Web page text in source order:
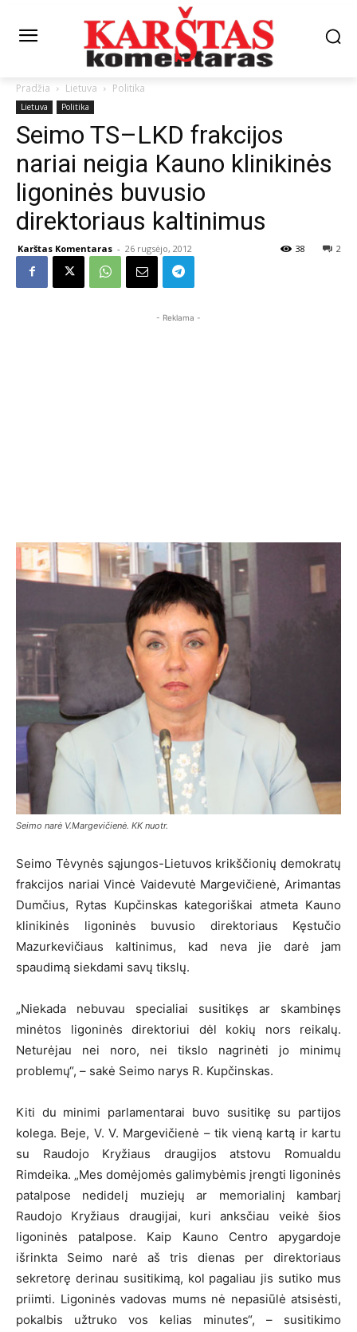
Pradžia Lietuva Politika
Lietuva Politika
Seimo TS–LKD frakcijos
nariai neigia Kauno klinikinės
ligoninės buvusio
direktoriaus kaltinimus
Karštas Komentaras - 26 rugsėjo, 2012 2
38
- Reklama -
Seimo narė V.Margevičienė. KK nuotr.
Seimo Tėvynės sąjungos-Lietuvos krikščionių demokratų
frakcijos nariai Vincė Vaidevutė Margevičienė, Arimantas
Dumčius, Rytas Kupčinskas kategoriškai atmeta Kauno
klinikinės ligoninės buvusio direktoriaus Kęstučio
Mazurkevičiaus kaltinimus, kad neva jie darė jam
spaudimą siekdami savų tikslų.
„Niekada nebuvau specialiai susitikęs ar skambinęs
minėtos ligoninės direktoriui dėl kokių nors reikalų.
Neturėjau nei noro, nei tikslo nagrinėti jo minimų
problemų“, – sakė Seimo narys R. Kupčinskas.
Kiti du minimi parlamentarai buvo susitikę su partijos
kolega. Beje, V. V. Margevičienė – tik vieną kartą ir kartu
su Raudojo Kryžiaus draugijos atstovu Romualdu
Rimdeika. „Mes domėjomės galimybėmis įrengti ligoninės
patalpose nedidelį muziejų ar memorialinį kambarį
Raudojo Kryžiaus draugijai, kuri anksčiau veikė šios
ligoninės patalpose. Kaip Kauno Centro apygardoje
išrinkta Seimo narė aš tris dienas per direktoriaus
sekretorę derinau susitikimą, kol pagaliau jis sutiko mus
priimti. Ligoninės vadovas mums nė nepasiūlė atsisėsti,
pokalbis užtruko vos kelias minutes“, – susitikimo